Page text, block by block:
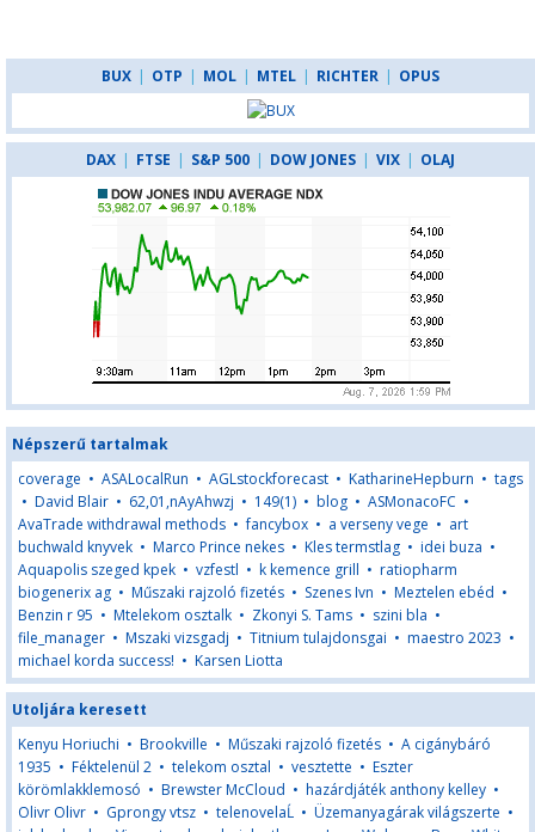
BUX | OTP | MOL | MTEL | RICHTER | OPUS
DAX | FTSE | S&P 500 | DOW JONES | VIX | OLAJ
Népszerű tartalmak
coverage • ASALocalRun • AGLstockforecast • KatharineHepburn • tags
• David Blair • 62,01,nAyAhwzj • 149(1) • blog • ASMonacoFC •
AvaTrade withdrawal methods •fancybox • a verseny vege • art
buchwald knyvek • Marco Prince nekes • Kles termstlag • idei buza •
Aquapolis szeged kpek • vzfestl • k kemence grill • ratiopharm
biogenerix ag • Műszaki rajzoló fizetés • Szenes Ivn • Meztelen ebéd •
Benzin r 95 • Mtelekom osztalk • Zkonyi S. Tams • szini bla •
file_manager • Mszaki vizsgadj • Titnium tulajdonsgai • maestro 2023 •
michael korda success! • Karsen Liotta
Utoljára keresett
Kenyu Horiuchi • Brookville • Műszaki rajzoló fizetés • A cigánybáró
1935 • Féktelenül 2 • telekom osztal • vesztette • Eszter
körömlakklemosó • Brewster McCloud • hazárdjáték anthony kelley •
Olivr Olivr • Gprongy vtsz • telenovelaĹ • Üzemanyagárak világszerte •